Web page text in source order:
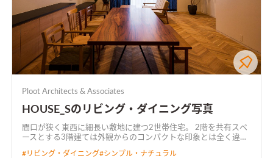
Ploot Architects & Associates
HOUSE_Sのリビング・ダイニング写真
間口が狭く東西に細長い敷地に建つ2世帯住宅。 2階を共有スペ
ースとする3階建ては外観からのコンパクトな印象とは全く違っ
#リビング・ダイニング#シンプル・ナチュラル